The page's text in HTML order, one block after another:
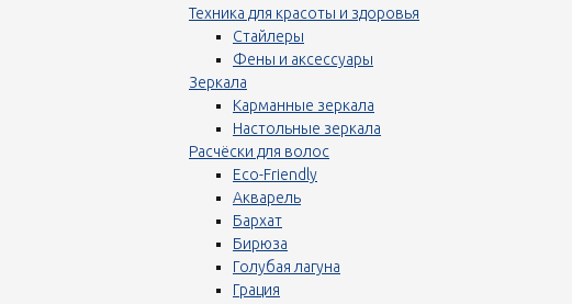
Техника для красоты и здоровья
Стайлеры
Фены и аксессуары
Зеркала
Карманные зеркала
Настольные зеркала
Расчёски для волос
Eco-Friendly
Акварель
Бархат
Бирюза
Голубая лагуна
Грация